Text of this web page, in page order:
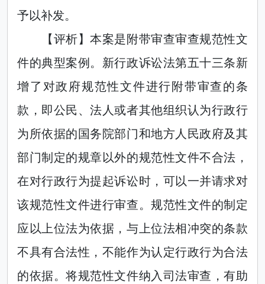
予以补发。
【评析】本案是附带审查审查规范性文
件的典型案例。新行政诉讼法第五十三条新
增了对政府规范性文件进行附带审查的条
款，即公民、法人或者其他组织认为行政行
为所依据的国务院部门和地方人民政府及其
部门制定的规章以外的规范性文件不合法，
在对行政行为提起诉讼时，可以一并请求对
该规范性文件进行审查。规范性文件的制定
应以上位法为依据，与上位法相冲突的条款
不具有合法性，不能作为认定行政行为合法
的依据。将规范性文件纳入司法审查，有助